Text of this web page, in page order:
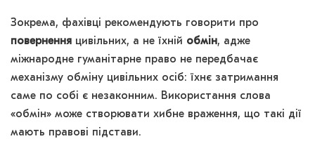
Зокрема, фахівці рекомендують говорити про
повернення цивільних, а не їхній обмін, адже
міжнародне гуманітарне право не передбачає
механізму обміну цивільних осіб: їхнє затримання
саме по собі є незаконним. Використання слова
«обмін» може створювати хибне враження, що такі дії
мають правові підстави.